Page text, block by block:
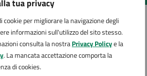
tua privacy
cookie per migliorare la navigazione degli
informazioni sull'utilizzo del sito stesso.
consulta la nostraPrivacy Policye la
. La mancata accettazione comporta la
di cookies.
frequenti